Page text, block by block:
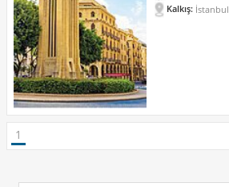
Kalkış: İstanbul
1